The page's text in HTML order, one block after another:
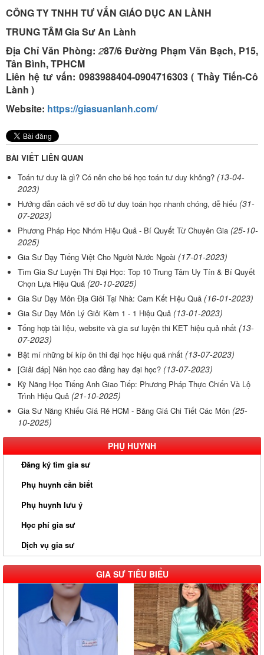
CÔNG TY TNHH TƯ VẤN GIÁO DỤC AN LÀNH
TRUNG TÂM Gia Sư An Lành
Địa Chỉ Văn Phòng: 287/6 Đường Phạm Văn Bạch, P15,
Tân Bình, TPHCM
Liên hệ tư vấn: 0983988404-0904716303 ( Thầy Tiến-Cô
Lành )
Website: https://giasuanlanh.com/
BÀI VIẾT LIÊN QUAN
Toán tư duy là gì? Có nên cho bé học toán tư duy không? (13-04-
2023)
Hướng dẫn cách vẽ sơ đồ tư duy toán học nhanh chóng, dễ hiểu (31-
07-2023)
Phương Pháp Học Nhóm Hiệu Quả - Bí Quyết Từ Chuyên Gia (25-10-
2025)
Gia Sư Dạy Tiếng Việt Cho Người Nước Ngoài (17-01-2023)
Tìm Gia Sư Luyện Thi Đại Học: Top 10 Trung Tâm Uy Tín & Bí Quyết
Chọn Lựa Hiệu Quả (20-10-2025)
Gia Sư Dạy Môn Địa Giỏi Tại Nhà: Cam Kết Hiệu Quả (16-01-2023)
Gia Sư Dạy Môn Lý Giỏi Kèm 1 - 1 Hiệu Quả (13-01-2023)
Tổng hợp tài liệu, website và gia sư luyện thi KET hiệu quả nhất (13-
07-2023)
Bật mí những bí kíp ôn thi đại học hiệu quả nhất (13-07-2023)
[Giải đáp] Nên học cao đẳng hay đại học? (13-07-2023)
Kỹ Năng Học Tiếng Anh Giao Tiếp: Phương Pháp Thực Chiến Và Lộ
Trình Hiệu Quả (21-10-2025)
Gia Sư Năng Khiếu Giá Rẻ HCM - Bảng Giá Chi Tiết Các Môn (25-
10-2025)
PHỤ HUYNH
Đăng ký tìm gia sư
Phụ huynh cần biết
Phụ huynh lưu ý
Học phí gia sư
Dịch vụ gia sư
GIA SƯ TIÊU BIỂU